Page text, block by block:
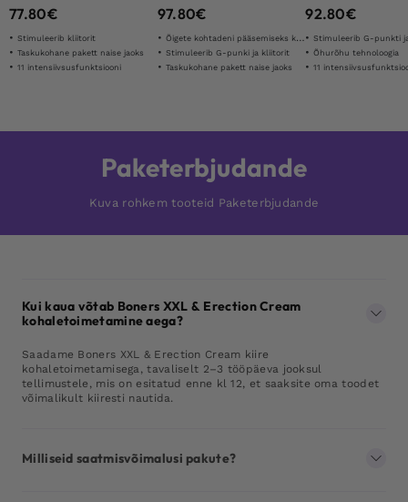
77.80€
Stimuleerib kliitorit
Taskukohane pakett naise jaoks
11 intensiivsusfunktsiooni
97.80€
Õigete kohtadeni pääsemiseks kergelt painutatud pea
Stimuleerib G-punki ja kliitorit
Taskukohane pakett naise jaoks
92.80€
Stimuleerib G-punkti
Õhurõhu tehnoloogia
11
Paketerbjudande
Kuva rohkem tooteid Paketerbjudande
Kui kaua võtab Boners XXL & Erection Cream
kohaletoimetamine aega?
Saadame Boners XXL & Erection Cream kiire
kohaletoimetamisega, tavaliselt 2–3 tööpäeva jooksul
tellimustele, mis on esitatud enne kl 12, et saaksite oma toodet
võimalikult kiiresti nautida.
Milliseid saatmisvõimalusi pakute?